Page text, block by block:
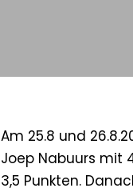
Am 25.8 und
Joep Nabuurs mit
3,5 Punkten.